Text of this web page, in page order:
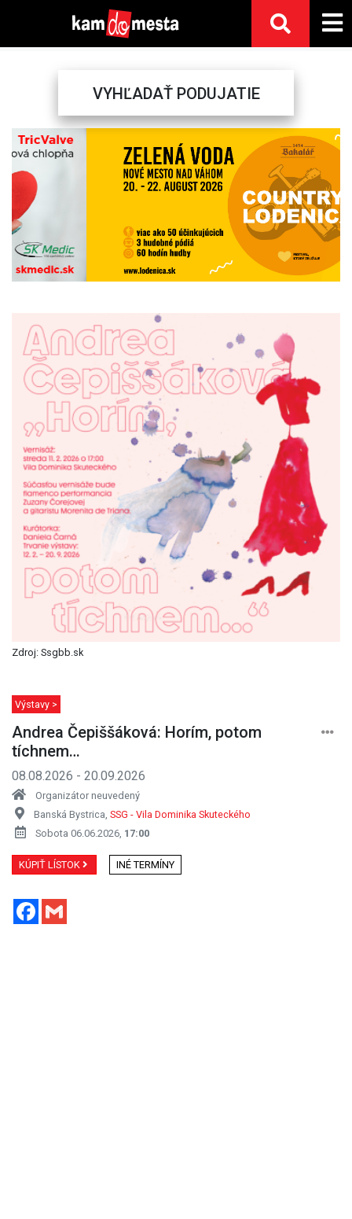
VYHĽADAŤ PODUJATIE
Previous Next
Zdroj: Ssgbb.sk
Výstavy >
Andrea Čepiššáková: Horím, potom
tíchnem…
08.08.2026 - 20.09.2026
Organizátor neuvedený
Banská Bystrica, SSG - Vila Dominika Skuteckého
Sobota 06.06.2026, 17:00
KÚPIŤ LÍSTOK INÉ TERMÍNY
Facebook